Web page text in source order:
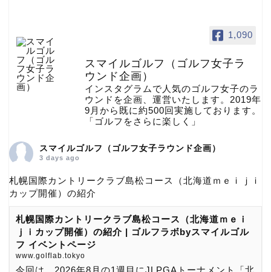
1,090
スマイルゴルフ（ゴルフ女子ラ
ウンド企画）
インスタグラムで人気のゴルフ女子のラ
ウンドを企画、運営いたします。2019年
9月から既に約500回実施しております。
「ゴルフをさらに楽しく」
スマイルゴルフ（ゴルフ女子ラウンド企画）
3 days ago
札幌国際カントリークラブ島松コース（北海道ｍｅｉｊｉ
カップ開催）の紹介
札幌国際カントリークラブ島松コース（北海道ｍｅｉ
ｊｉカップ開催）の紹介 | ゴルフラボbyスマイルゴル
フ イベントページ
www.golflab.tokyo
今回は、2026年8月の1週目にJLPGAトーナメント「北